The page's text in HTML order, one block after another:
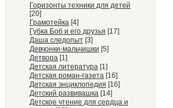
Горизонты техники для детей
[20]
Грамотейка [4]
Губка Боб и его друзья [17]
Даша следопыт [3]
Девчонки-мальчишки [5]
Детвора [1]
Детская литература [1]
Детская роман-газета [16]
Детская энциклопедия [16]
Детский развивашка [14]
Детское чтение для сердца и